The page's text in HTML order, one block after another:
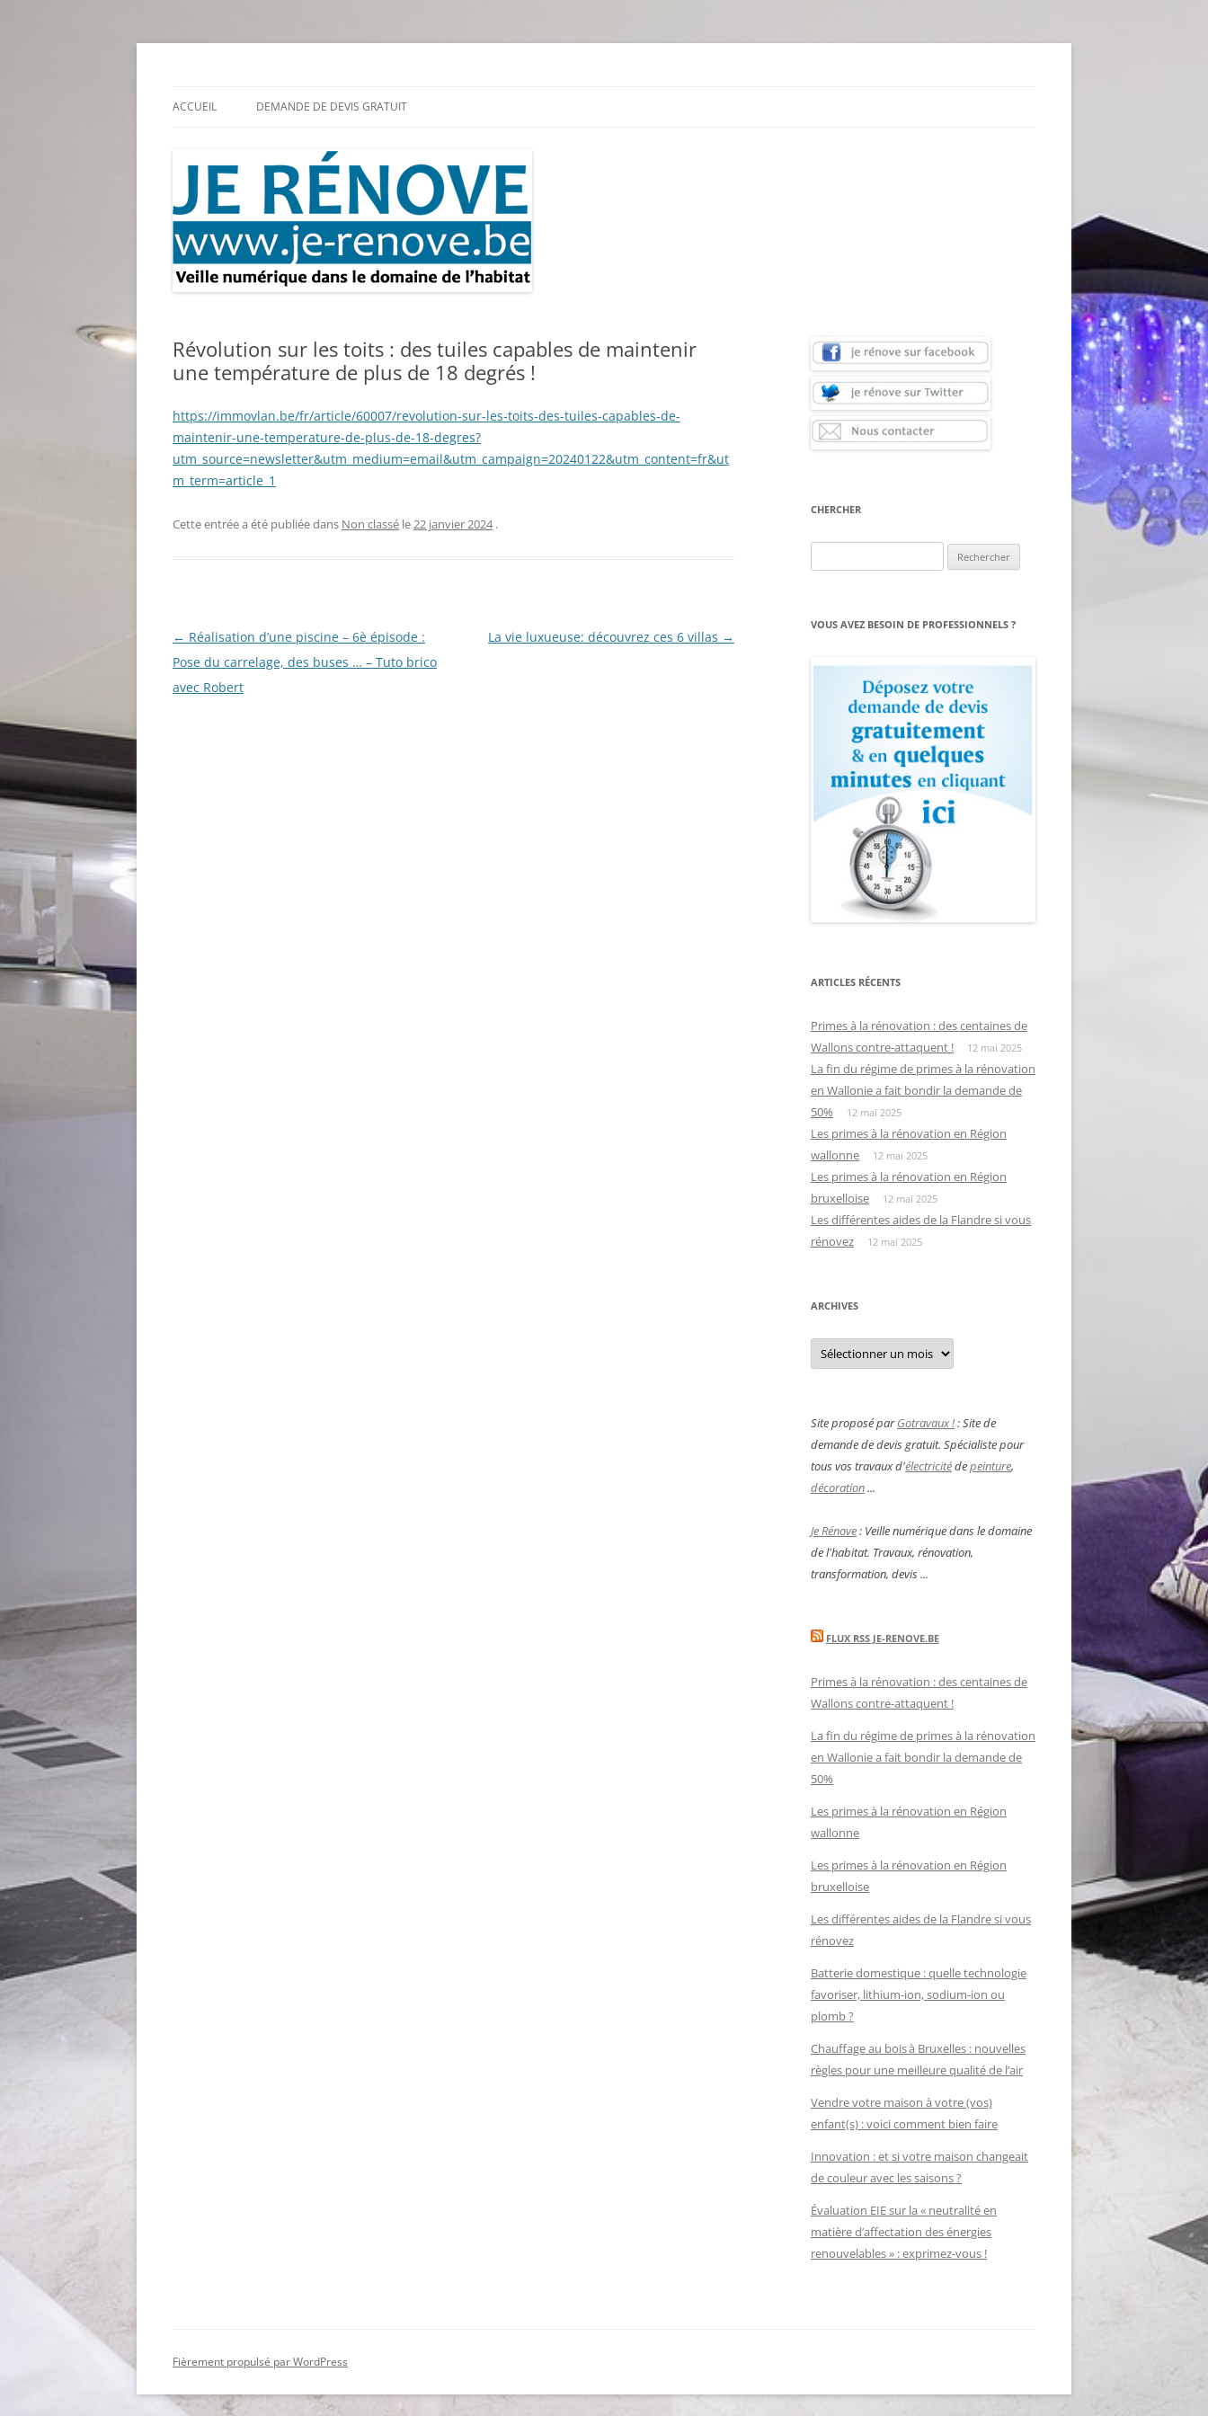
Aller
ACCUEIL DEMANDE DE DEVIS GRATUIT
Révolution sur les toits : des tuiles capables de maintenir
une température de plus de 18 degrés !
https://immovlan.be/fr/article/60007/revolution-sur-les-toits-des-tuiles-capables-de-
maintenir-une-temperature-de-plus-de-18-degres?
utm_source=newsletter&utm_medium=email&utm_campaign=20240122&utm_content=fr&ut
m_term=article_1
Cette entrée a été publiée dans Non classé le22 janvier 2024 .
Navigation
des
articles
← Réalisation d’une piscine – 6è épisode :
Pose du carrelage, des buses … – Tuto brico
avec Robert
La vie luxueuse: découvrez ces 6 villas →
CHERCHER
VOUS AVEZ BESOIN DE PROFESSIONNELS ?
ARTICLES RÉCENTS
Primes à la rénovation : des centaines de
Wallons contre-attaquent !
12 mai 2025
La fin du régime de primes à la rénovation
en Wallonie a fait bondir la demande de
50%
12 mai 2025
Les primes à la rénovation en Région
wallonne
12 mai 2025
Les primes à la rénovation en Région
bruxelloise
12 mai 2025
Les différentes aides de la Flandre si vous
rénovez
12 mai 2025
ARCHIVES
Archives
Site proposé parGotravaux !: Site de
demande de devis gratuit. Spécialiste pour
tous vos travaux d'électricitédepeinture,
décoration...
Je Rénove: Veille numérique dans le domaine
de l'habitat. Travaux, rénovation,
transformation, devis ...
FLUX RSS JE-RENOVE.BE
Primes à la rénovation : des centaines de
Wallons contre-attaquent !
La fin du régime de primes à la rénovation
en Wallonie a fait bondir la demande de
50%
Les primes à la rénovation en Région
wallonne
Les primes à la rénovation en Région
bruxelloise
Les différentes aides de la Flandre si vous
rénovez
Batterie domestique : quelle technologie
favoriser, lithium-ion, sodium-ion ou
plomb ?
Chauffage au bois à Bruxelles : nouvelles
règles pour une meilleure qualité de l’air
Vendre votre maison à votre (vos)
enfant(s) : voici comment bien faire
Innovation : et si votre maison changeait
de couleur avec les saisons ?
Évaluation EIE sur la « neutralité en
matière d’affectation des énergies
renouvelables » : exprimez-vous !
Fièrement propulsé par WordPress